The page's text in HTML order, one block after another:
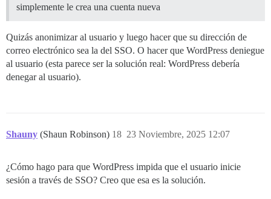
simplemente le crea una cuenta nueva
Quizás anonimizar al usuario y luego hacer que su dirección de
correo electrónico sea la del SSO. O hacer que WordPress deniegue
al usuario (esta parece ser la solución real: WordPress debería
denegar al usuario).
Shauny (Shaun Robinson) 23 Noviembre, 2025 12:07
18
¿Cómo hago para que WordPress impida que el usuario inicie
sesión a través de SSO? Creo que esa es la solución.